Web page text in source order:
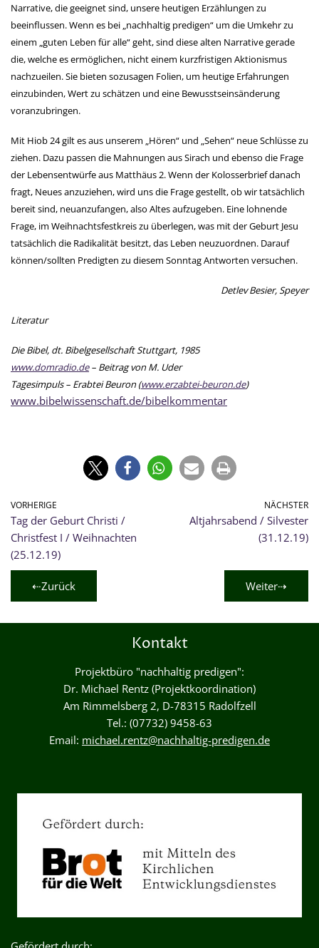
Narrative, die geeignet sind, unsere heutigen Erzählungen zu
beeinflussen. Wenn es bei „nachhaltig predigen“ um die Umkehr zu
einem „guten Leben für alle“ geht, sind diese alten Narrative gerade
die, welche es ermöglichen, nicht einem kurzfristigen Aktionismus
nachzueilen. Sie bieten sozusagen Folien, um heutige Erfahrungen
einzubinden, Wert zu schätzen und eine Bewusstseinsänderung
voranzubringen.
Mit Hiob 24 gilt es aus unserem „Hören“ und „Sehen“ neue Schlüsse zu
ziehen. Dazu passen die Mahnungen aus Sirach und ebenso die Frage
der Lebensentwürfe aus Matthäus 2. Wenn der Kolosserbrief danach
fragt, Neues anzuziehen, wird uns die Frage gestellt, ob wir tatsächlich
bereit sind, neuanzufangen, also Altes aufzugeben. Eine lohnende
Frage, im Weihnachtsfestkreis zu überlegen, was mit der Geburt Jesu
tatsächlich die Radikalität besitzt, das Leben neuzuordnen. Darauf
können/sollten Predigten zu diesem Sonntag Antworten versuchen.
Detlev Besier, Speyer
Literatur
Die Bibel, dt. Bibelgesellschaft Stuttgart, 1985
www.domradio.de– Beitrag von M. Uder
Tagesimpuls – Erabtei Beuron (www.erzabtei-beuron.de)
www.bibelwissenschaft.de/bibelkommentar
VORHERIGE
Tag der Geburt Christi /
Christfest I / Weihnachten
(25.12.19)
NÄCHSTER
Altjahrsabend / Silvester
(31.12.19)
⇠Zurück Weiter⇢
Kontakt
Projektbüro "nachhaltig predigen":
Dr. Michael Rentz (Projektkoordination)
Am Rimmelsberg 2, D-78315 Radolfzell
Tel.: (07732) 9458-63
Email: michael.rentz@nachhaltig-predigen.de